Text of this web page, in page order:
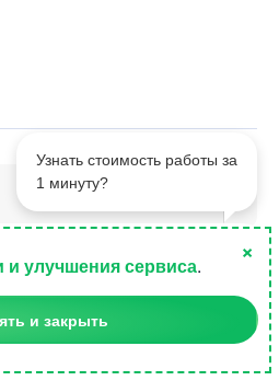
1
Узнать стоимость работы за
1 минуту?
Шевченко 23а
и улучшения сервиса.
×
и закрыть